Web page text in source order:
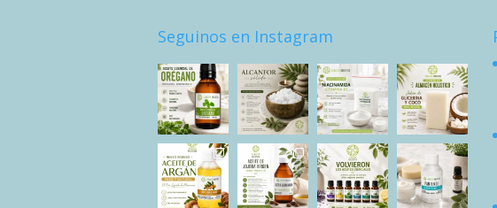
Seguinos en Instagram